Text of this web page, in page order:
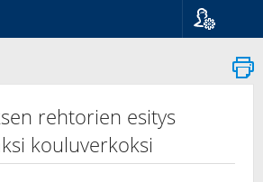
Suomi
Svenska
rehtorien esitys
kouluverkoksi